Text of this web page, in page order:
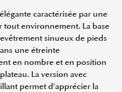
caractérisée par une
tout environnement. La base
sinueux de pieds
une étreinte
en nombre et en position
La version avec
permet d'apprécier la